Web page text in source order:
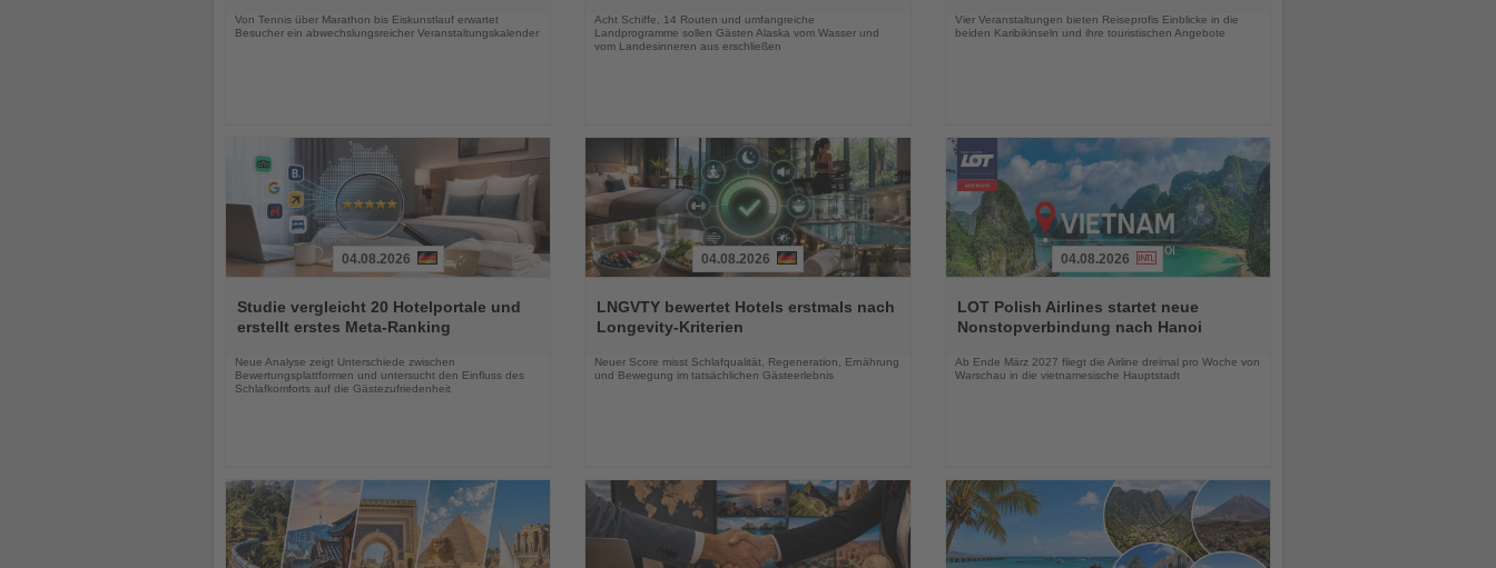
Von Tennis über Marathon bis Eiskunstlauf erwartet
Besucher ein abwechslungsreicher Veranstaltungskalender
Acht Schiffe, 14 Routen und umfangreiche
Landprogramme sollen Gästen Alaska vom Wasser und
vom Landesinneren aus erschließen
Vier Veranstaltungen bieten Reiseprofis Einblicke in die
beiden Karibikinseln und ihre touristischen Angebote
Sie
die
04.08.2026
Studie vergleicht 20 Hotelportale und
erstellt erstes Meta-Ranking
Neue Analyse zeigt Unterschiede zwischen
Bewertungsplattformen und untersucht den Einfluss des
Schlafkomforts auf die Gästezufriedenheit
Sie
die
Nachrichten
04.08.2026
LNGVTY bewertet Hotels erstmals nach
Longevity-Kriterien
Neuer Score misst Schlafqualität, Regeneration, Ernährung
und Bewegung im tatsächlichen Gästeerlebnis
Sie
die
Nachrichten
04.08.2026
LOT Polish Airlines startet neue
Nonstopverbindung nach Hanoi
Ab Ende März 2027 fliegt die Airline dreimal pro Woche von
Warschau in die vietnamesische Hauptstadt